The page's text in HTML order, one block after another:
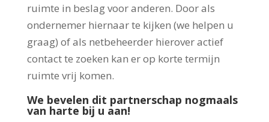
ruimte in beslag voor anderen. Door als
ondernemer hiernaar te kijken (we helpen u
graag) of als netbeheerder hierover actief
contact te zoeken kan er op korte termijn
ruimte vrij komen.
We bevelen dit partnerschap nogmaals
van harte bij u aan!